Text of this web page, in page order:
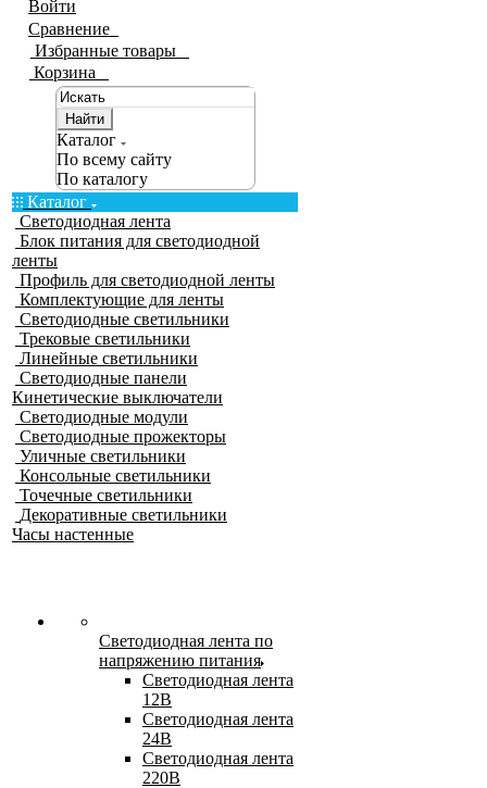
Войти
Сравнение
Избранные товары
Корзина
Найти
Каталог
По всему сайту
По каталогу
Каталог
Светодиодная лента
Блок питания для светодиодной
ленты
Профиль для светодиодной ленты
Комплектующие для ленты
Светодиодные светильники
Трековые светильники
Линейные светильники
Светодиодные панели
Кинетические выключатели
Светодиодные модули
Светодиодные прожекторы
Уличные светильники
Консольные светильники
Точечные светильники
Декоративные светильники
Часы настенные
Светодиодная лента по
напряжению питания
Светодиодная лента
12В
Светодиодная лента
24В
Светодиодная лента
220В